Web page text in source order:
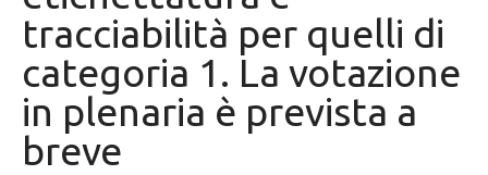
tracciabilità per quelli di
categoria 1. La votazione
in plenaria è prevista a
breve